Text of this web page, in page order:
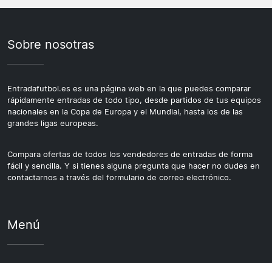
Sobre nosotras
Entradafutbol.es es una página web en la que puedes comparar
rápidamente entradas de todo tipo, desde partidos de tus equipos
nacionales en la Copa de Europa y el Mundial, hasta los de las
grandes ligas europeas.
Compara ofertas de todos los vendedores de entradas de forma
fácil y sencilla. Y si tienes alguna pregunta que hacer no dudes en
contactarnos a través del formulario de correo electrónico.
Menú